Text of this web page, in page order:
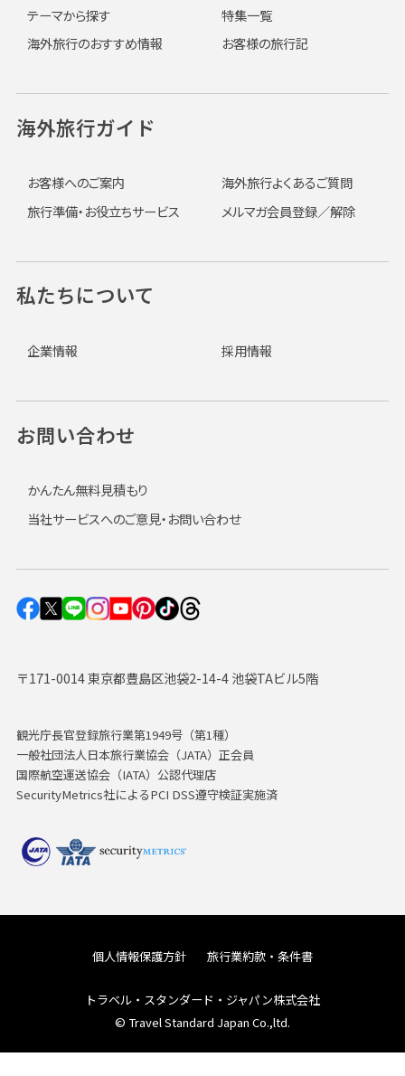
〒171-0014 東京都豊島区池袋2-14-4 池袋TAビル5階
観光庁長官登録旅行業第1949号（第1種）
一般社団法人日本旅行業協会（JATA）正会員
国際航空運送協会（IATA）公認代理店
SecurityMetrics社によるPCI DSS遵守検証実施済
テーマから探す
特集一覧
海外旅行のおすすめ情報
お客様の旅行記
海外旅行ガイド
お客様へのご案内
海外旅行よくあるご質問
旅行準備・お役立ちサービス
メルマガ会員登録／解除
私たちについて
企業情報 採用情報
お問い合わせ
かんたん無料見積もり
当社サービスへのご意見・お問い合わせ
個人情報保護方針 旅行業約款・条件書
トラベル・スタンダード・ジャパン株式会社
© Travel Standard Japan Co.,ltd.